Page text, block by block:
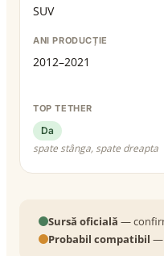
SUV
ANI PRODUCȚIE
2012–2021
TOP TETHER
Da
spate stânga, spate dreapta
Sursă oficială —
Probabil compatibil —